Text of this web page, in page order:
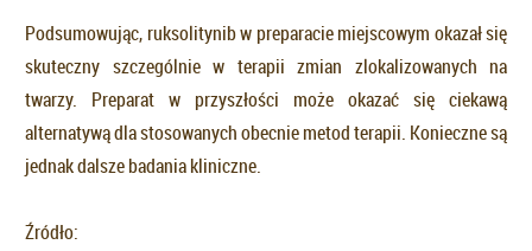
Podsumowując, ruksolitynib w preparacie miejscowym okazał się
skuteczny szczególnie w terapii zmian zlokalizowanych na
twarzy. Preparat w przyszłości może okazać się ciekawą
alternatywą dla stosowanych obecnie metod terapii. Konieczne są
jednak dalsze badania kliniczne.
Źródło: